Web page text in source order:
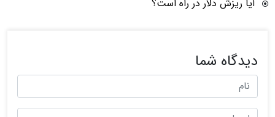
آیا ریزش دلار در راه است؟
دیدگاه شما